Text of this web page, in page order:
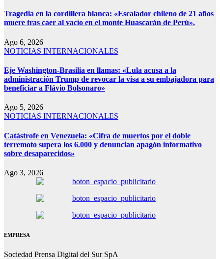
Tragedia en la cordillera blanca: «Escalador chileno de 21 años
muere tras caer al vacío en el monte Huascarán de Perú».
Ago 6, 2026
NOTICIAS INTERNACIONALES
Eje Washington-Brasilia en llamas: «Lula acusa a la
administración Trump de revocar la visa a su embajadora para
beneficiar a Flávio Bolsonaro»
Ago 5, 2026
NOTICIAS INTERNACIONALES
Catástrofe en Venezuela: «Cifra de muertos por el doble
terremoto supera los 6.000 y denuncian apagón informativo
sobre desaparecidos»
Ago 3, 2026
EMPRESA
Sociedad Prensa Digital del Sur SpA